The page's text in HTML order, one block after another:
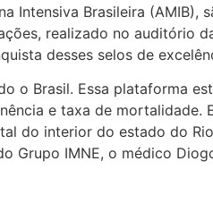
Intensiva Brasileira (AMIB),
realizado no auditório
desses selos de
o Brasil. Essa plataforma
e taxa de mortalidade.
do interior do estado do
Grupo IMNE, o médico